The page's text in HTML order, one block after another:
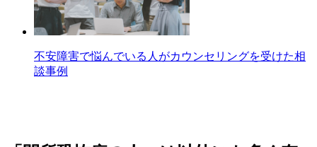
不安障害で悩んでいる人がカウンセリングを受けた相
談事例